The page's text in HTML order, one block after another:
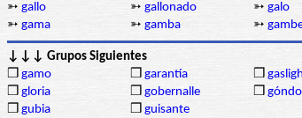
➳ gallo ➳ gallonado ➳ galo
➳ gama ➳ gamba ➳
↓↓↓ Grupos Siguientes
❒ gamo ❒ garantía ❒
❒ gloria ❒ gobernalle ❒
❒ gubia ❒ guisante